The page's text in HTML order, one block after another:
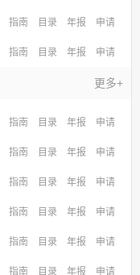
指南 目录 年报 申请
指南 目录 年报 申请
更多+
指南 目录 年报 申请
指南 目录 年报 申请
指南 目录 年报 申请
指南 目录 年报 申请
指南 目录 年报 申请
指南 目录 年报 申请